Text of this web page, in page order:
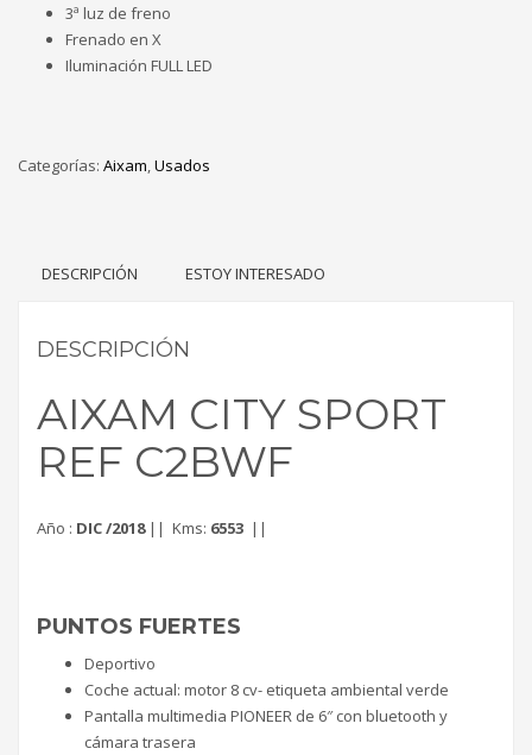
3ª luz de freno
Frenado en X
Iluminación FULL LED
Categorías: Aixam,Usados
DESCRIPCIÓN ESTOY INTERESADO
DESCRIPCIÓN
AIXAM CITY SPORT
REF C2BWF
Año : DIC /2018 || Kms: 6553 ||
PUNTOS FUERTES
Deportivo
Coche actual: motor 8 cv- etiqueta ambiental verde
Pantalla multimedia PIONEER de 6″ con bluetooth y
cámara trasera